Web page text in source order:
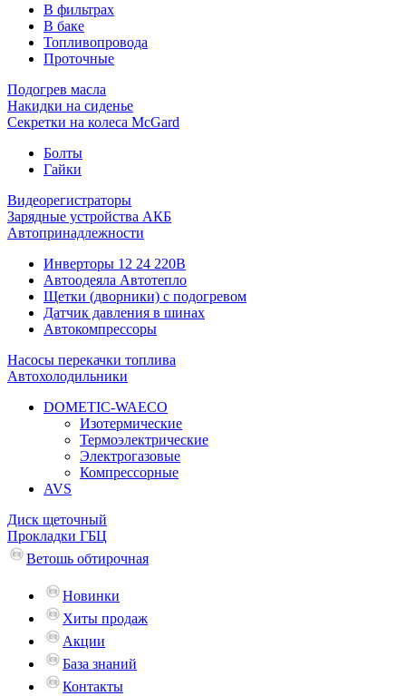
В фильтрах
В баке
Топливопровода
Проточные
Подогрев масла
Накидки на сиденье
Секретки на колеса McGard
Болты
Гайки
Видеорегистраторы
Зарядные устройства АКБ
Автопринадлежности
Инверторы 12 24 220В
Автоодеяла Автотепло
Щетки (дворники) с подогревом
Датчик давления в шинах
Автокомпрессоры
Насосы перекачки топлива
Автохолодильники
DOMETIC-WAECO
Изотермические
Термоэлектрические
Электрогазовые
Компрессорные
AVS
Диск щеточный
Прокладки ГБЦ
Ветошь обтирочная
Новинки
Хиты продаж
Акции
База знаний
Контакты